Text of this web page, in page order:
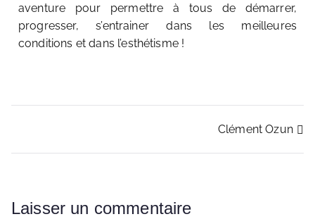
aventure pour permettre à tous de démarrer,
progresser, s’entrainer dans les meilleures
conditions et dans l’esthétisme !
Clément Ozun
Laisser un commentaire